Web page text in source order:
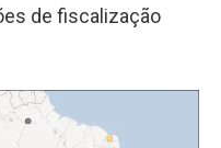
de fiscalização